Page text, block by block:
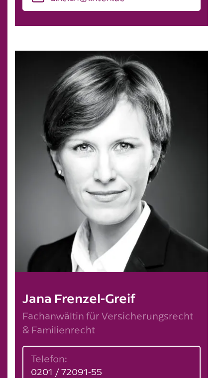
Jana Frenzel-Greif
Fachanwältin für Versicherungsrecht
& Familienrecht
Telefon:
0201 / 72091-55